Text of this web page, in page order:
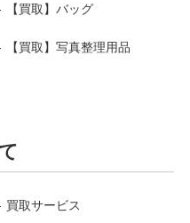
【買取】バッグ
【買取】写真整理用品
買取サービス